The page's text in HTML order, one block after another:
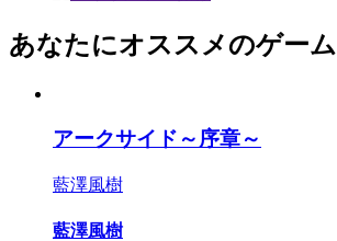
あなたにオススメのゲーム
アークサイド～序章～
藍澤風樹
藍澤風樹